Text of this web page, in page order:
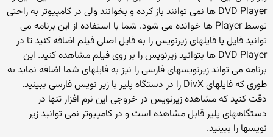
DVD Player ها نمی توانند باز کرده و بخوانند ولی در کامپیوتر به راحتی
توسط Player ها خوانده می شود. شما با استفاده از این برنامه می
توانید فایل یا فایلهای زیرنویس را به فایل اصلی فیلم اضافه کنید تا در
DVD Player ها بتوانید زیرنویس را بر روی فیلم مشاهده کنید. این
برنامه می تواند زیرنویسهای فارسی را نیز به فایلهای شما اضافه نماید به
طوری که فایلهای DivX را در دستگاه پلیر با زیر نویس فارسی ببینید.
دقت کنید که مشاهده زیرنویس در خروجی این نرم افزار تنها در
دستگاههای پلیر قابل مشاهده است و در کامپیوتر نمی توانید زیر
نویسها را ببینید.